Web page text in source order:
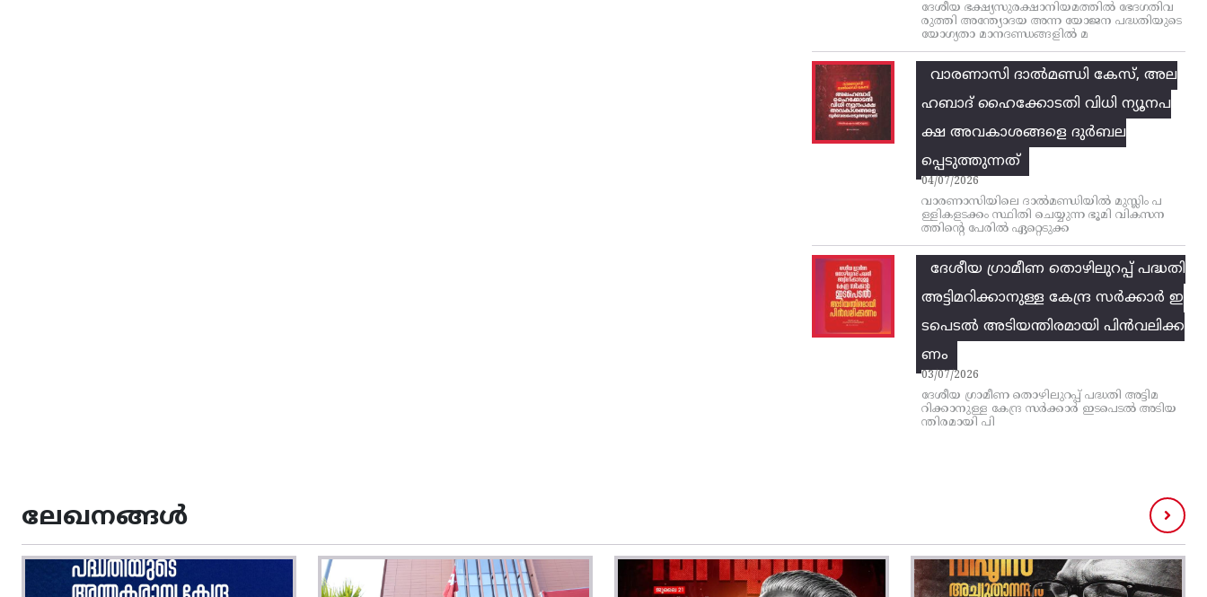
ദേശീയ ഭക്ഷ്യസുരക്ഷാനിയമത്തിൽ ഭേദഗതിവ
രുത്തി അന്ത്യോദയ അന്ന യോജന പദ്ധതിയുടെ
യോഗ്യതാ മാനദണ്ഡങ്ങളിൽ മ
വാരണാസി ദാൽമണ്ഡി കേസ്, അല
ഹബാദ് ഹൈക്കോടതി വിധി ന്യൂനപ
ക്ഷ അവകാശങ്ങളെ ദുർബല
പ്പെടുത്തുന്നത്
04/07/2026
വാരണാസിയിലെ ദാൽമണ്ഡിയിൽ മുസ്ലിം പ
ള്ളികളടക്കം സ്ഥിതി ചെയ്യുന്ന ഭൂമി വികസന
ത്തിന്റെ പേരിൽ ഏറ്റെടുക്ക
ദേശീയ ഗ്രാമീണ തൊഴിലുറപ്പ്‌ പദ്ധതി
അട്ടിമറിക്കാനുള്ള കേന്ദ്ര സര്‍ക്കാര്‍ ഇ
ടപെടല്‍ അടിയന്തിരമായി പിന്‍വലിക്ക
ണം
03/07/2026
ദേശീയ ഗ്രാമീണ തൊഴിലുറപ്പ്‌ പദ്ധതി അട്ടിമ
റിക്കാനുള്ള കേന്ദ്ര സര്‍ക്കാര്‍ ഇടപെടല്‍ അടിയ
ന്തിരമായി പി
ലേഖനങ്ങൾ